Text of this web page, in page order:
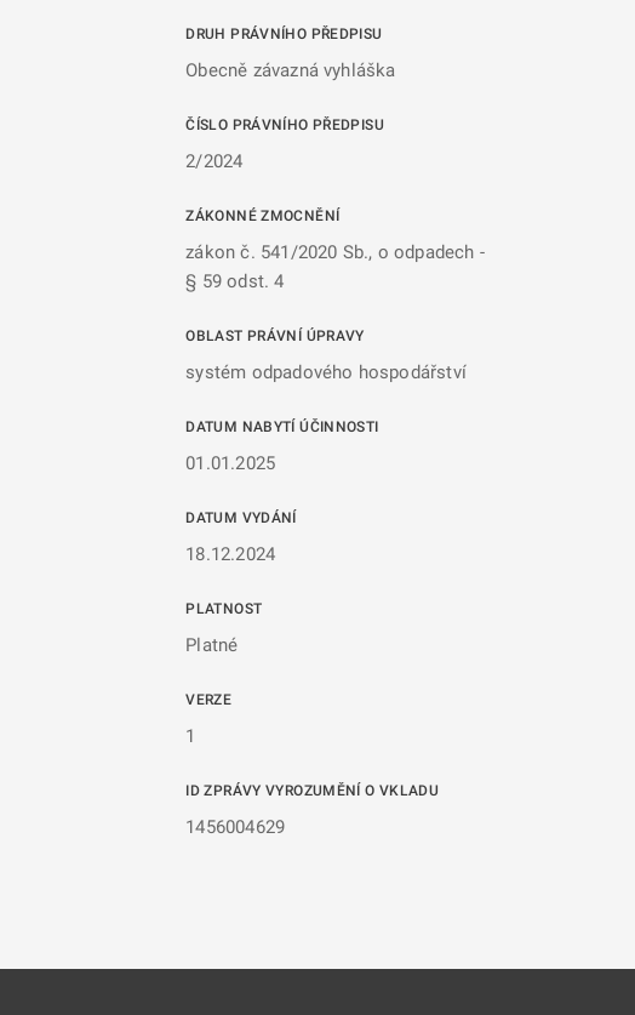
DRUH PRÁVNÍHO PŘEDPISU
Obecně závazná vyhláška
ČÍSLO PRÁVNÍHO PŘEDPISU
2/2024
ZÁKONNÉ ZMOCNĚNÍ
zákon č. 541/2020 Sb., o odpadech -
§ 59 odst. 4
OBLAST PRÁVNÍ ÚPRAVY
systém odpadového hospodářství
DATUM NABYTÍ ÚČINNOSTI
01.01.2025
DATUM VYDÁNÍ
18.12.2024
PLATNOST
Platné
VERZE
1
ID ZPRÁVY VYROZUMĚNÍ O VKLADU
1456004629